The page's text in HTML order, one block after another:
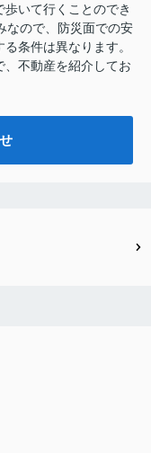
いて行くことのでき
なので、防災面での安
条件は異なります。
、不動産を紹介してお